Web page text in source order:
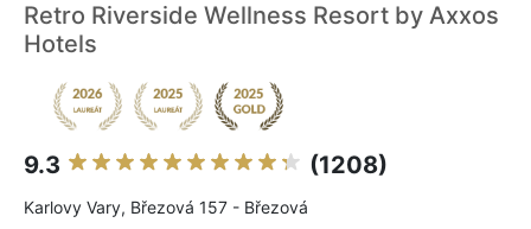
Retro Riverside Wellness Resort by Axxos
Hotels
9.3 (1208)
Karlovy Vary, Březová 157 - Březová